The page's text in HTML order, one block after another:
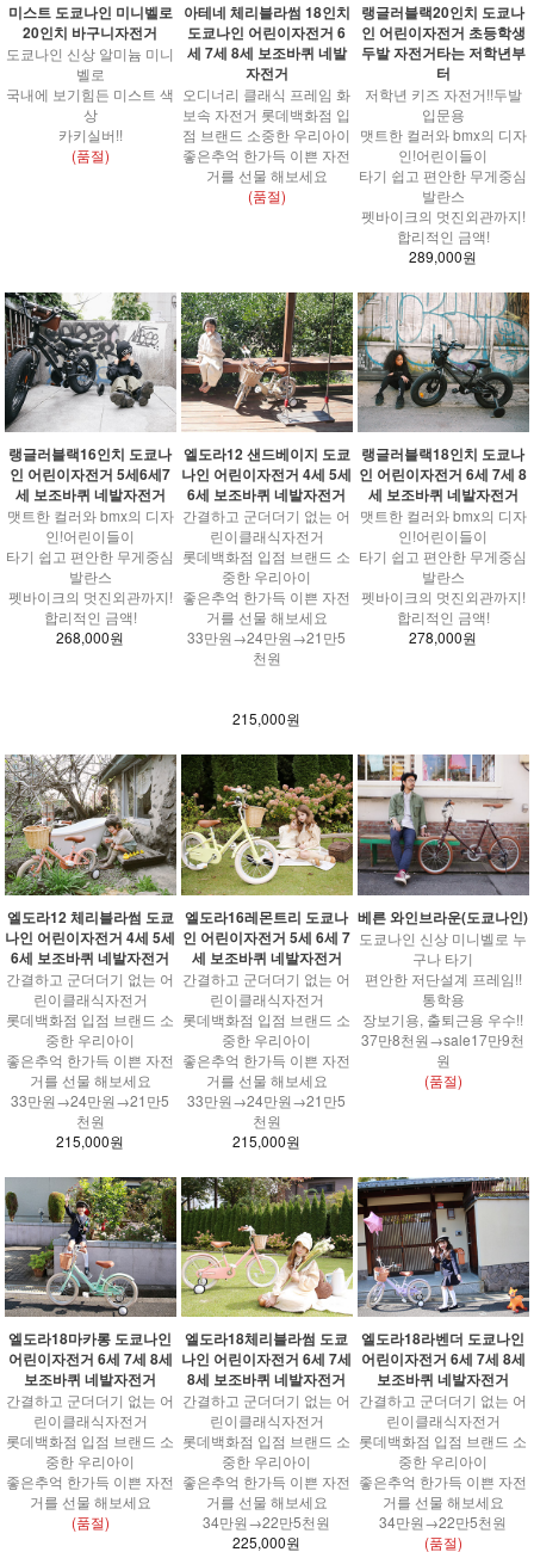
미스트 도쿄나인 미니벨로
20인치 바구니자전거
도쿄나인 신상 알미늄 미니
벨로
국내에 보기힘든 미스트 색
상
카키실버!!
(품절)
아테네 체리블라썸 18인치
도쿄나인 어린이자전거 6
세 7세 8세 보조바퀴 네발
자전거
오디너리 클래식 프레임 화
보속 자전거 롯데백화점 입
점 브랜드 소중한 우리아이
좋은추억 한가득 이쁜 자전
거를 선물 해보세요
(품절)
랭글러블랙20인치 도쿄나
인 어린이자전거 초등학생
두발 자전거타는 저학년부
터
저학년 키즈 자전거!!두발
입문용
맷트한 컬러와 bmx의 디자
인!어린이들이
타기 쉽고 편안한 무게중심
발란스
펫바이크의 멋진외관까지!
합리적인 금액!
289,000원
랭글러블랙16인치 도쿄나
인 어린이자전거 5세6세7
세 보조바퀴 네발자전거
맷트한 컬러와 bmx의 디자
인!어린이들이
타기 쉽고 편안한 무게중심
발란스
펫바이크의 멋진외관까지!
합리적인 금액!
268,000원
엘도라12 샌드베이지 도쿄
나인 어린이자전거 4세 5세
6세 보조바퀴 네발자전거
간결하고 군더더기 없는 어
린이클래식자전거
롯데백화점 입점 브랜드 소
중한 우리아이
좋은추억 한가득 이쁜 자전
거를 선물 해보세요
33만원→24만원→21만5
천원
215,000원
랭글러블랙18인치 도쿄나
인 어린이자전거 6세 7세 8
세 보조바퀴 네발자전거
맷트한 컬러와 bmx의 디자
인!어린이들이
타기 쉽고 편안한 무게중심
발란스
펫바이크의 멋진외관까지!
합리적인 금액!
278,000원
엘도라12 체리블라썸 도쿄
나인 어린이자전거 4세 5세
6세 보조바퀴 네발자전거
간결하고 군더더기 없는 어
린이클래식자전거
롯데백화점 입점 브랜드 소
중한 우리아이
좋은추억 한가득 이쁜 자전
거를 선물 해보세요
33만원→24만원→21만5
천원
215,000원
엘도라16레몬트리 도쿄나
인 어린이자전거 5세 6세 7
세 보조바퀴 네발자전거
간결하고 군더더기 없는 어
린이클래식자전거
롯데백화점 입점 브랜드 소
중한 우리아이
좋은추억 한가득 이쁜 자전
거를 선물 해보세요
33만원→24만원→21만5
천원
215,000원
베른 와인브라운(도쿄나인)
도쿄나인 신상 미니벨로 누
구나 타기
편안한 저단설계 프레임!!
통학용
장보기용, 출퇴근용 우수!!
37만8천원→sale17만9천
원
(품절)
엘도라18마카롱 도쿄나인
어린이자전거 6세 7세 8세
보조바퀴 네발자전거
간결하고 군더더기 없는 어
린이클래식자전거
롯데백화점 입점 브랜드 소
중한 우리아이
좋은추억 한가득 이쁜 자전
거를 선물 해보세요
(품절)
엘도라18체리블라썸 도쿄
나인 어린이자전거 6세 7세
8세 보조바퀴 네발자전거
간결하고 군더더기 없는 어
린이클래식자전거
롯데백화점 입점 브랜드 소
중한 우리아이
좋은추억 한가득 이쁜 자전
거를 선물 해보세요
34만원→22만5천원
225,000원
엘도라18라벤더 도쿄나인
어린이자전거 6세 7세 8세
보조바퀴 네발자전거
간결하고 군더더기 없는 어
린이클래식자전거
롯데백화점 입점 브랜드 소
중한 우리아이
좋은추억 한가득 이쁜 자전
거를 선물 해보세요
34만원→22만5천원
(품절)